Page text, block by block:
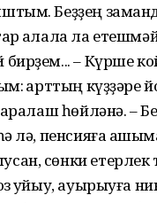
Беҙҙең
ҡалала ла
– Күрше
ҡарттың күҙҙәре
аралаш һөйләнә. –
лә, пенсияға
сөнки етерлек
ҡуйыу, ауырыуға